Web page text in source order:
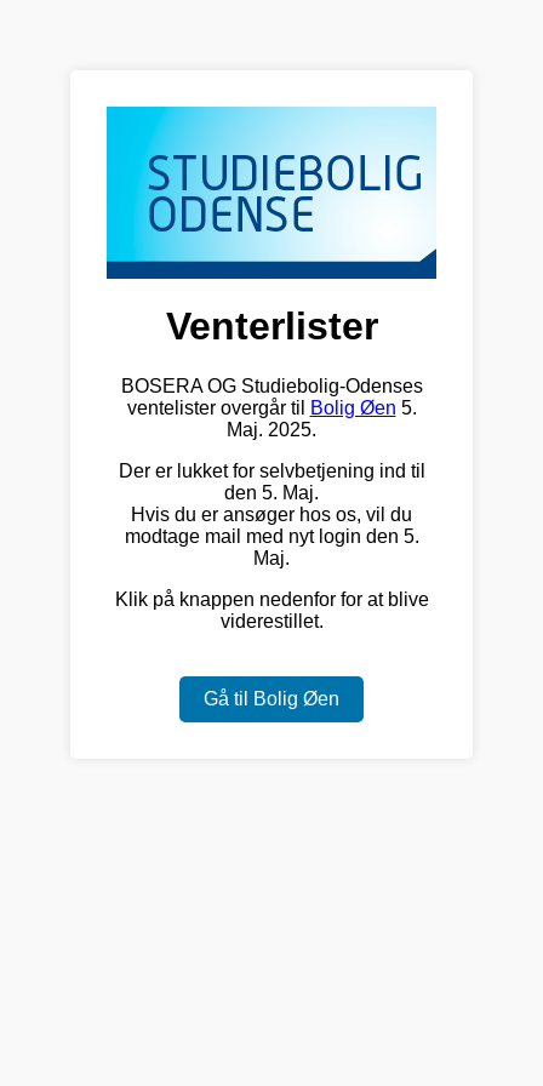
Venterlister
BOSERA OG Studiebolig-Odenses
ventelister overgår til
Bolig Øen 5.
Maj. 2025.
Der er lukket for selvbetjening ind til
den 5. Maj.
Hvis du er ansøger hos os, vil du
modtage mail med nyt login den 5.
Maj.
Klik på knappen nedenfor for at blive
viderestillet.
Gå til Bolig Øen